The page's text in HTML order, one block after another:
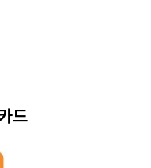
드